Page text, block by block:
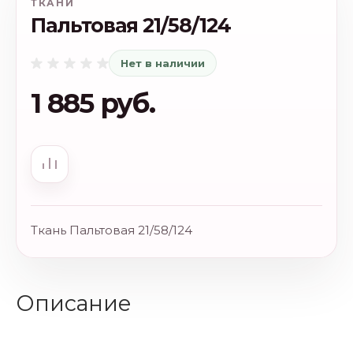
ТКАНИ
Пальтовая 21/58/124
Нет в наличии
1 885 руб.
Ткань Пальтовая 21/58/124
Описание